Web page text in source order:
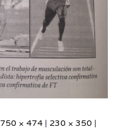
750 × 474 | 230 × 350 |